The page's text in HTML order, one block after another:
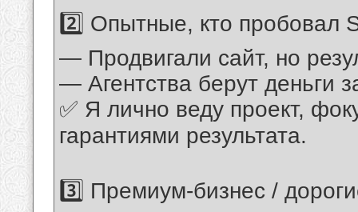
2️⃣ Опытные, кто пробовал
— Продвигали сайт, но
— Агентства берут деньги
✅ Я лично веду проект,
гарантиями результата.
3️⃣ Премиум-бизнес /